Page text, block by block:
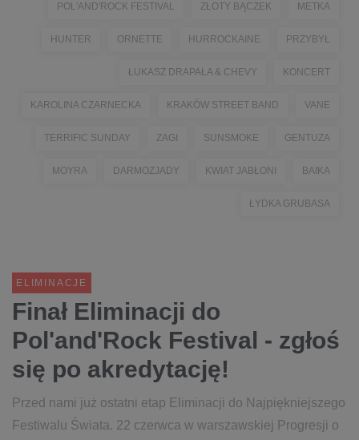
POL'AND'ROCK FESTIVAL ZŁOTY BĄCZEK METKA
HUNTER ORNETTE HURROCKAINE PRZYBYŁ
ŁUKASZ DRAPAŁA & CHEVY KONCERT
KAROLINA CZARNECKA KRAKÓW STREET BAND VANE
TERRIFIC SUNDAY ZAGI SUNSMOKE GENTUZA
MOYRA DARMOZJADY KWIAT JABŁONI BAIKA
ŁYDKA GRUBASA
ELIMINACJE
Finał Eliminacji do
Pol'and'Rock Festival - zgłoś
się po akredytację!
Przed nami już ostatni etap Eliminacji do Najpiękniejszego
Festiwalu Świata. 22 czerwca w warszawskiej Progresji o